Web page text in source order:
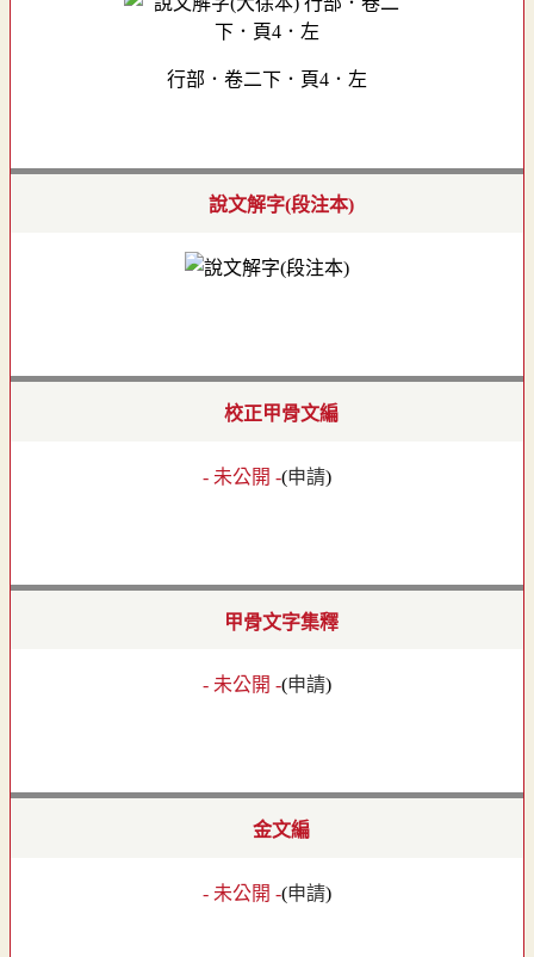
行部．卷二下．頁4．左
說文解字(段注本)
校正甲骨文編
- 未公開 -(申請)
甲骨文字集釋
- 未公開 -(申請)
金文編
- 未公開 -(申請)